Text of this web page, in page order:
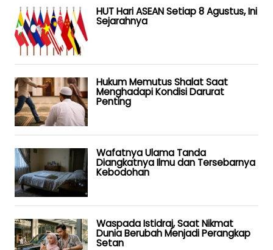
HUT Hari ASEAN Setiap 8 Agustus, Ini
Sejarahnya
Hukum Memutus Shalat Saat
Menghadapi Kondisi Darurat
Penting
Wafatnya Ulama Tanda
Diangkatnya Ilmu dan Tersebarnya
Kebodohan
Waspada Istidraj, Saat Nikmat
Dunia Berubah Menjadi Perangkap
Setan